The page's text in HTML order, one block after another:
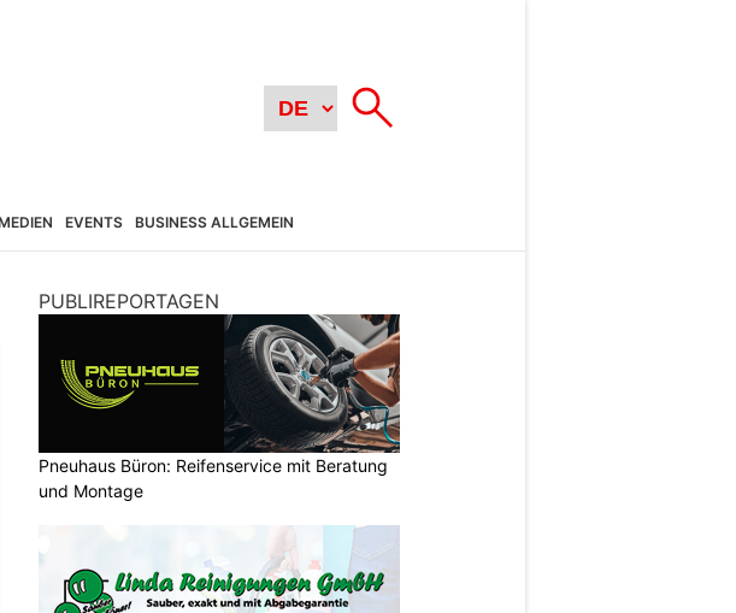
EVENTS BUSINESS ALLGEMEIN
PUBLIREPORTAGEN
Pneuhaus Büron: Reifenservice mit Beratung
und Montage